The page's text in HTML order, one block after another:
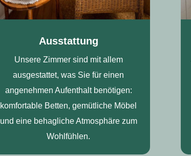
Ausstattung
Unsere Zimmer sind mit allem
ausgestattet, was Sie für einen
angenehmen Aufenthalt benötigen:
komfortable Betten, gemütliche Möbel
und eine behagliche Atmosphäre zum
Wohlfühlen.